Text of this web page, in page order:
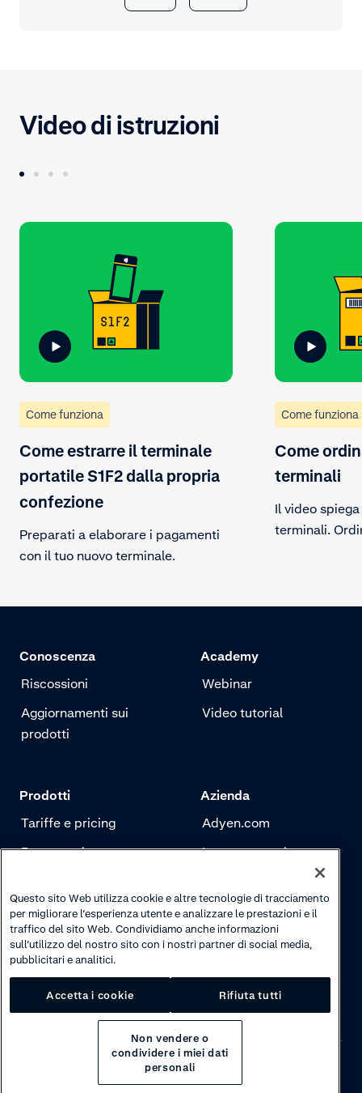
Video di istruzioni
Come funziona
Come estrarre il terminale
portatile S1F2 dalla propria
confezione
Preparati a elaborare i pagamenti
con il tuo nuovo terminale.
Come funziona
Come
terminali
Il video
terminali.
Conoscenza
Riscossioni
Aggiornamenti sui
prodotti
Academy
Webinar
Video tutorial
Prodotti
Tariffe e pricing
Pagamenti
Autenticazione
Azienda
Adyen.com
La nostra storia
Carriere
Disclaimer ·© 2026 Adyen
Questo sito Web utilizza cookie e altre tecnologie di tracciamento
per migliorare l’esperienza utente e analizzare le prestazioni e il
traffico del sito Web. Condividiamo anche informazioni
sull’utilizzo del nostro sito con i nostri partner di social media,
pubblicitari e analitici.
Accetta i cookie Rifiuta tutti
Non vendere o
condividere i miei dati
personali